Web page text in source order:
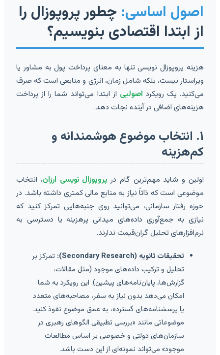
اصول اساسی:چطور پروپوزال را
از ابتدا اقتصادی بنویسیم؟
هزینه پروپوزال نویسی تنها به معنای پرداخت پول به مشاور یا
ویراستار نیست، بلکه شامل زمان، انرژی و منابعی است که صرف
می‌کنید. یک رویکرداصولییاز ابتدا می‌تواند شما را از پرداخت
هزینه‌های اضافی در آینده نجات دهد.
۱. انتخاب موضوع هوشمندانه و
کم‌هزینه
اولین و شاید مهم‌ترین گام درپروپوزال نویسی ارزان ، انتخاب
موضوعی است که ذاتاً نیاز به منابع مالی کمتری داشته باشد. در
حوزه رفتار سازمانی، می‌توانید روی جنبه‌هایی تمرکز کنید که
نیازی به جمع‌آوری داده‌های میدانی پرهزینه یا دسترسی به
نرم‌افزارهای تحلیل گران‌قیمت ندارند.
تحقیقات ثانویه (Secondary Research):
تمرکز بر
تحلیل و ترکیب داده‌های موجود (مثل مقالات،
گزارش‌ها، پایان‌نامه‌های پیشین). این رویکرد به شما
امکان می‌دهد بدون نیاز به سفر، مصاحبه‌های متعدد
یا پرسشنامه‌های گسترده، به عمق موضوع نفوذ کنید.
موضوعاتی مانند «بررسی تطبیقی الگوهای رهبری در
سازمان‌های دولتی و خصوصی بر اساس مطالعات
موجود» می‌تواند نمونه‌ای از این دست باشد.